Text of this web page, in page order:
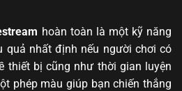
hoàn toàn là một kỹ năng
quả nhất định nếu người chơi có
thiết bị cũng như thời gian luyện
phép màu giúp bạn chiến thắng